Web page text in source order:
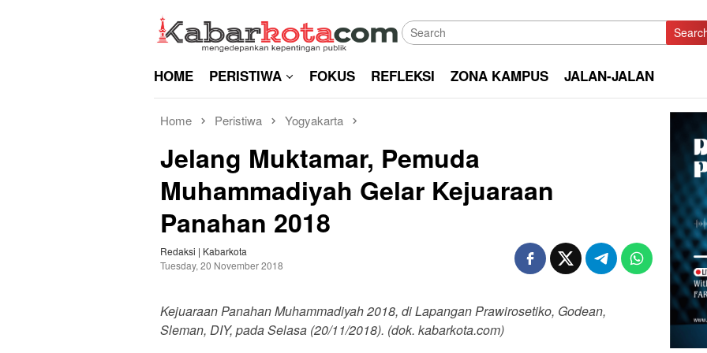
HOME PERISTIWA FOKUS REFLEKSI ZONA KAMPUS JALAN-JALAN
Home Peristiwa Yogyakarta
Jelang Muktamar, Pemuda
Muhammadiyah Gelar Kejuaraan
Panahan 2018
Redaksi | Kabarkota
Tuesday, 20 November 2018
Kejuaraan Panahan Muhammadiyah 2018, di Lapangan Prawirosetiko, Godean,
Sleman, DIY, pada Selasa (20/11/2018). (dok. kabarkota.com)